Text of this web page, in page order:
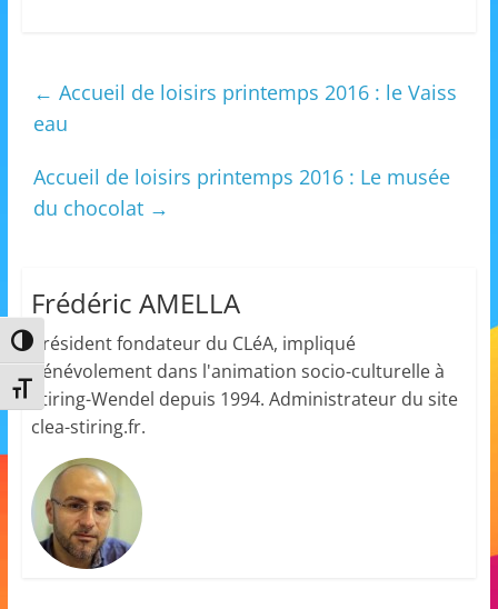
Passer en contraste élevé
Changer la taille de la police
r
t
i
o
← Accueil de loisirs printemps 2016 : le Vaiss
eau
Accueil de loisirs printemps 2016 : Le musée
du chocolat →
Frédéric AMELLA
Président fondateur du CLéA, impliqué
bénévolement dans l'animation socio-culturelle à
Stiring-Wendel depuis 1994. Administrateur du site
clea-stiring.fr.